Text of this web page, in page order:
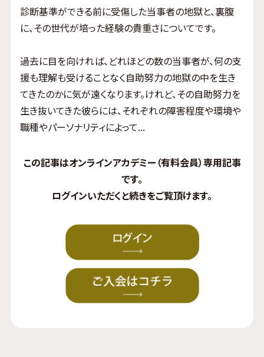
診断基準ができる前に受傷した当事者の地獄と、裏腹
に、その世代が培った経験の貴重さについてです。
過去に目を向ければ、どれほどの数の当事者が、何の支
援も理解も受けることなく自助努力の地獄の中を生き
てきたのかに気が遠くなります。けれど、その自助努力を
生き抜いてきた彼らには、それぞれの障害程度や環境や
職種やパーソナリティによって...
この記事はオンラインアカデミー（有料会員）専用記事
です。
ログインいただくと続きをご覧頂けます。